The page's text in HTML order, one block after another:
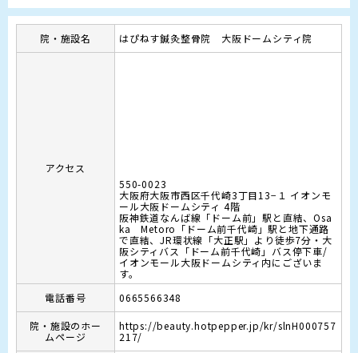
院・施設名 はぴねす鍼灸整骨院 大阪ドームシティ院
アクセス
550-0023
大阪府大阪市西区千代崎3丁目13−１ イオンモ
ール大阪ドームシティ 4階
阪神鉄道なんば線「ドーム前」駅と直結、Osa
ka　Metoro「ドーム前千代崎」駅と地下通路
で直結、JR環状線「大正駅」より徒歩7分・大
阪シティバス「ドーム前千代崎」バス停下車/
イオンモール大阪ドームシティ内にございま
す。
電話番号
0665566348
院・施設のホー
ムページ
https://beauty.hotpepper.jp/kr/slnH000757
217/